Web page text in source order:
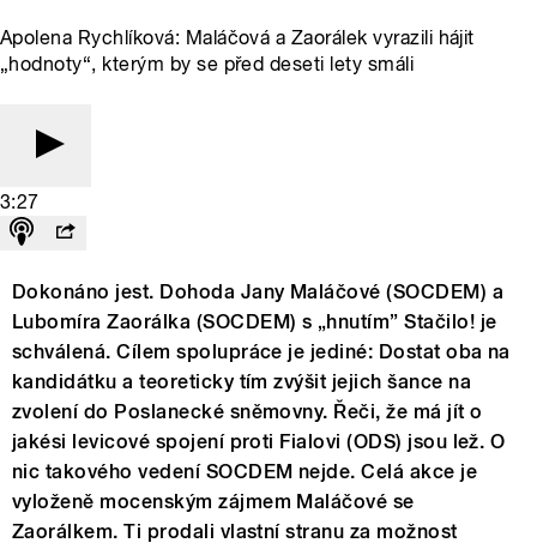
Apolena Rychlíková: Maláčová a Zaorálek vyrazili hájit
„hodnoty“, kterým by se před deseti lety smáli
3:27
Dokonáno jest. Dohoda Jany Maláčové (SOCDEM) a
Lubomíra Zaorálka (SOCDEM) s „hnutím” Stačilo! je
schválená. Cílem spolupráce je jediné: Dostat oba na
kandidátku a teoreticky tím zvýšit jejich šance na
zvolení do Poslanecké sněmovny. Řeči, že má jít o
jakési levicové spojení proti Fialovi (ODS) jsou lež. O
nic takového vedení SOCDEM nejde. Celá akce je
vyloženě mocenským zájmem Maláčové se
Zaorálkem. Ti prodali vlastní stranu za možnost